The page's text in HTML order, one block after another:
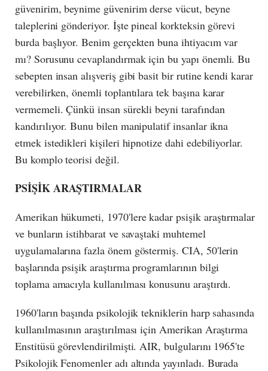
güvenirim, beynime güvenirim derse vücut, beyne
taleplerini gönderiyor. İşte pineal korkteksin görevi
burda başlıyor. Benim gerçekten buna ihtiyacım var
mı? Sorusunu cevaplandırmak için bu yapı önemli. Bu
sebepten insan alışveriş gibi basit bir rutine kendi karar
verebilirken, önemli toplantılara tek başına karar
vermemeli. Çünkü insan sürekli beyni tarafından
kandırılıyor. Bunu bilen manipulatif insanlar ikna
etmek istedikleri kişileri hipnotize dahi edebiliyorlar.
Bu komplo teorisi değil.
PSİŞİK ARAŞTIRMALAR
Amerikan hükumeti, 1970'lere kadar psişik araştırmalar
ve bunların istihbarat ve savaştaki muhtemel
uygulamalarına fazla önem göstermiş. CIA, 50'lerin
başlarında psişik araştırma programlarının bilgi
toplama amacıyla kullanılması konusunu araştırdı.
1960'ların başında psikolojik tekniklerin harp sahasında
kullanılmasının araştırılması için Amerikan Araştırma
Enstitüsü görevlendirilmişti. AIR, bulgularını 1965'te
Psikolojik Fenomenler adı altında yayınladı. Burada